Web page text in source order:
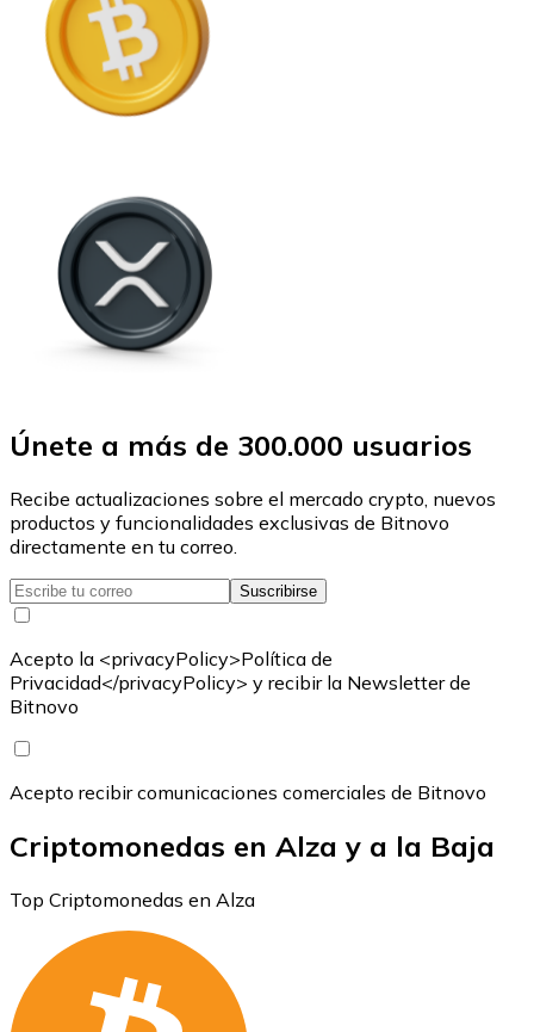
Únete a más de 300.000 usuarios
Recibe actualizaciones sobre el mercado crypto, nuevos
productos y funcionalidades exclusivas de Bitnovo
directamente en tu correo.
Suscribirse
Acepto la <privacyPolicy>Política de
Privacidad</privacyPolicy> y recibir la Newsletter de
Bitnovo
Acepto recibir comunicaciones comerciales de Bitnovo
Criptomonedas en Alza y a la Baja
Top Criptomonedas en Alza